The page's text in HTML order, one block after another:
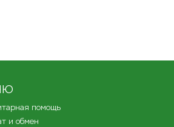
помощь
и обмен